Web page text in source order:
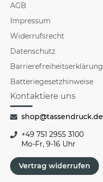
AGB
Impressum
Widerrufsrecht
Datenschutz
Barrierefreiheitserklärung
Batteriegesetzhinweise
Kontaktiere uns
shop@tassendruck.de
+49 751 2955 3100
Mo-Fr, 9-16 Uhr
Vertrag widerrufen